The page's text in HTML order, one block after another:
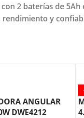
2 baterías de
y
ANGULAR
DWE4212